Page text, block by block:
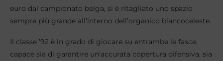
euro dal campionato belga, si è ritagliato uno spazio
sempre più grande all’interno dell’organico biancoceleste.
Il classe ’92 è in grado di giocare su entrambe le fasce,
capace sia di garantire un’accurata copertura difensiva, sia